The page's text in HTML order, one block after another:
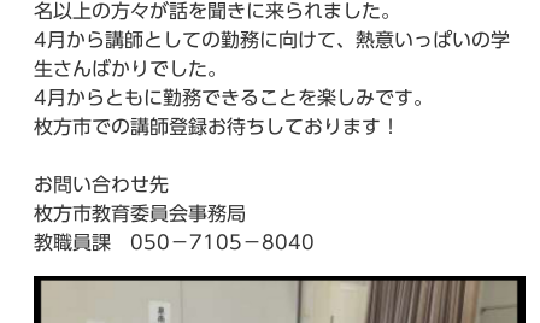
名以上の方々が話を聞きに来られました。
4月から講師としての勤務に向けて、熱意いっぱいの学
生さんばかりでした。
4月からともに勤務できることを楽しみです。
枚方市での講師登録お待ちしております！
お問い合わせ先
枚方市教育委員会事務局
教職員課 050−7105−8040